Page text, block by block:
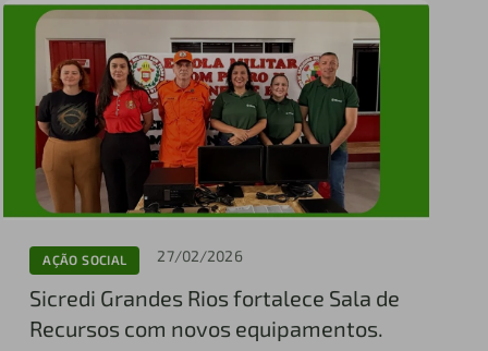
AÇÃO SOCIAL 27/02/2026
Sicredi Grandes Rios fortalece Sala de
Recursos com novos equipamentos.